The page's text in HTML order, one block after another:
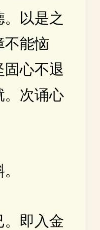
。以是之
不能恼
心不退
。次诵心
即入金